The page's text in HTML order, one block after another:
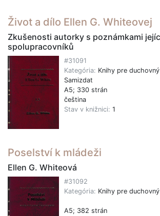
Život a dílo Ellen G. Whiteovej
Zkušenosti autorky s poznámkami
spolupracovníků
#31091
Kategória: Knihy pre
Samizdat
A5; 330 strán
čeština
Stav v knižnici: 1
Poselství k mládeži
Ellen G. Whiteová
#31092
Kategória: Knihy pre
A5; 382 strán